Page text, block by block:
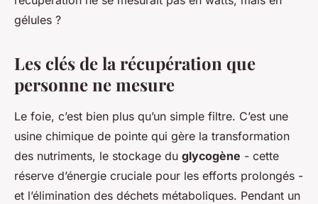
gélules ?
Les clés de la récupération que
personne ne mesure
Le foie, c’est bien plus qu’un simple filtre. C’est une
usine chimique de pointe qui gère la transformation
des nutriments, le stockage du glycogène - cette
réserve d’énergie cruciale pour les efforts prolongés -
et l’élimination des déchets métaboliques. Pendant un